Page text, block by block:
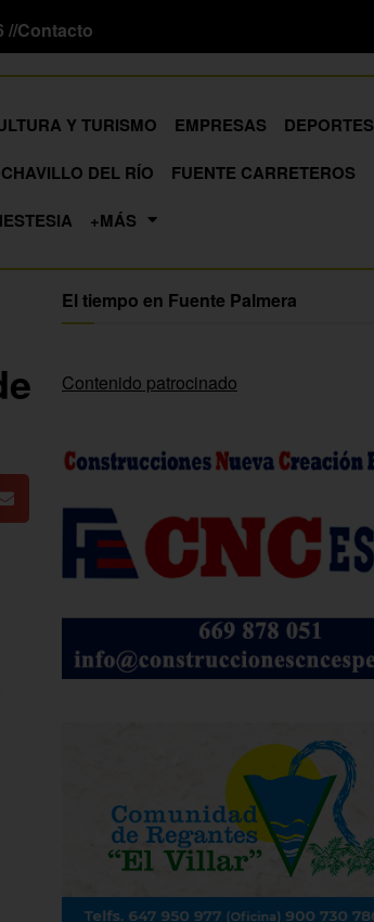
//Contacto
Y TURISMO EMPRESAS
DEPORTES
DEL RÍO
FUENTE CARRETEROS
+MÁS
El tiempo en Fuente Palmera
Contenido patrocinado